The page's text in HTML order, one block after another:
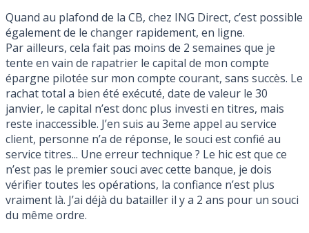
Quand au plafond de la CB, chez ING Direct, c’est possible
également de le changer rapidement, en ligne.
Par ailleurs, cela fait pas moins de 2 semaines que je
tente en vain de rapatrier le capital de mon compte
épargne pilotée sur mon compte courant, sans succès. Le
rachat total a bien été exécuté, date de valeur le 30
janvier, le capital n’est donc plus investi en titres, mais
reste inaccessible. J’en suis au 3eme appel au service
client, personne n’a de réponse, le souci est confié au
service titres... Une erreur technique ? Le hic est que ce
n’est pas le premier souci avec cette banque, je dois
vérifier toutes les opérations, la confiance n’est plus
vraiment là. J’ai déjà du batailler il y a 2 ans pour un souci
du même ordre.